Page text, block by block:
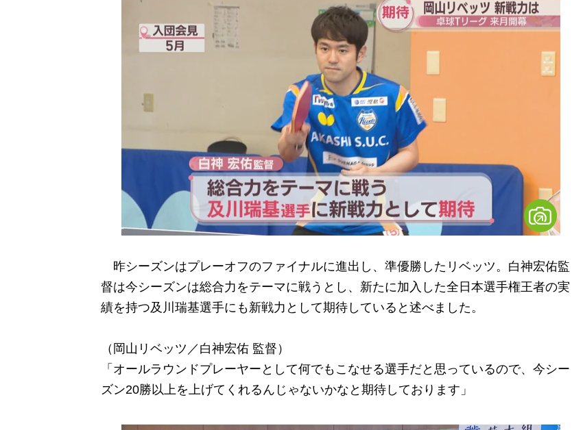
昨シーズンはプレーオフのファイナルに進出し、準優勝したリベッツ。白神宏佑監
督は今シーズンは総合力をテーマに戦うとし、新たに加入した全日本選手権王者の実
績を持つ及川瑞基選手にも新戦力として期待していると述べました。
（岡山リベッツ／白神宏佑 監督）
「オールラウンドプレーヤーとして何でもこなせる選手だと思っているので、今シー
ズン20勝以上を上げてくれるんじゃないかなと期待しております」